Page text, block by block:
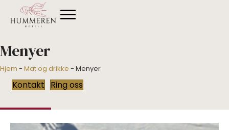
Menyer
Hjem - Mat og drikke - Menyer
Kontakt Ring oss